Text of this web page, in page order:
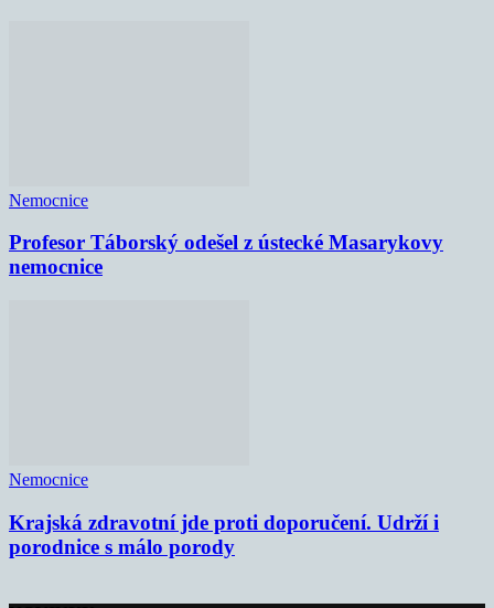
Nemocnice
Profesor Táborský odešel z ústecké Masarykovy
nemocnice
Nemocnice
Krajská zdravotní jde proti doporučení. Udrží i
porodnice s málo porody